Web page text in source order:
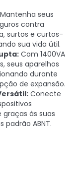
Mantenha seus
contra
surtos e curtos-
sua vida útil.
Com 1400VA
seus aparelhos
durante
de expansão.
Conecte
às suas
ABNT.